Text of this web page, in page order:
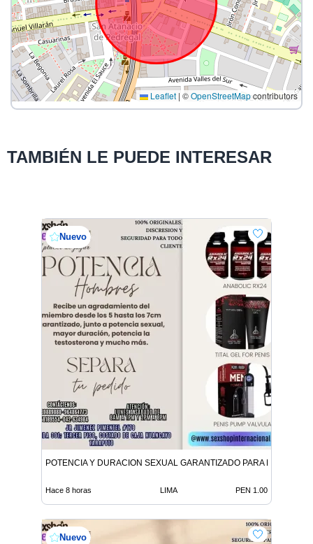
Leaflet | ©OpenStreetMapcontributors
TAMBIÉN LE PUEDE INTERESAR
Nuevo
POTENCIA Y DURACION SEXUAL GARANTIZADO PARA HOMBRES
Hace 8 horas LIMA PEN 1.00
Nuevo